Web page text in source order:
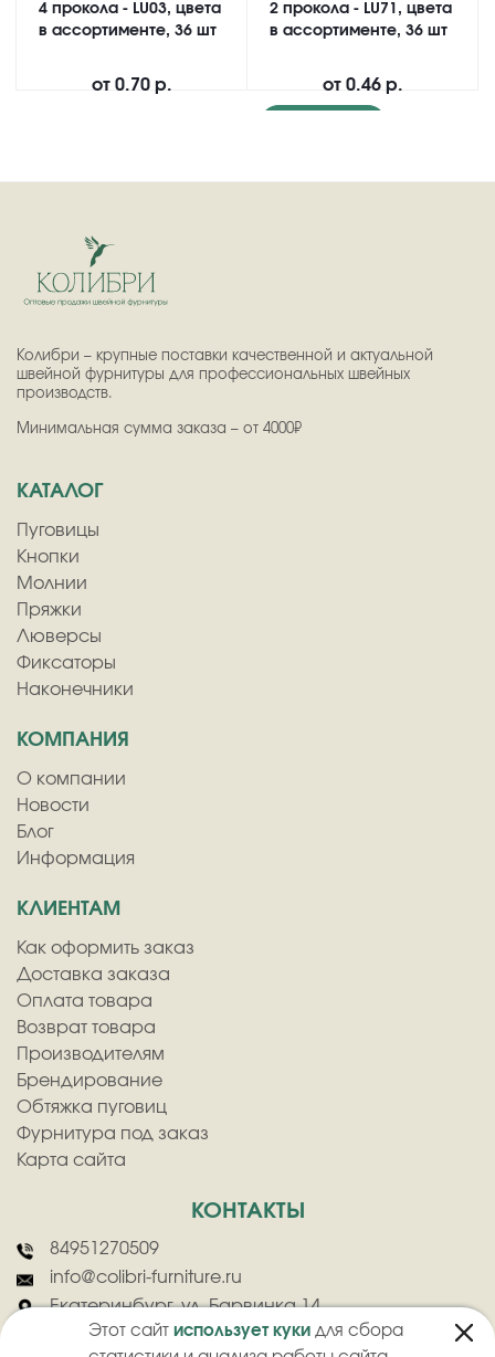
Этот сайт использует куки для сбора
4 прокола - LU03, цвета
в ассортименте, 36 шт
от 0.70 р.
2 прокола - LU71, цвета
в ассортименте, 36 шт
от 0.46 р.
Колибри – крупные поставки качественной и актуальной
швейной фурнитуры для профессиональных швейных
производств.
Минимальная сумма заказа – от 4000₽
КАТАЛОГ
Пуговицы
Кнопки
Молнии
Пряжки
Люверсы
Фиксаторы
Наконечники
КОМПАНИЯ
О компании
Новости
Блог
Информация
КЛИЕНТАМ
Как оформить заказ
Доставка заказа
Оплата товара
Возврат товара
Производителям
Брендирование
Обтяжка пуговиц
Фурнитура под заказ
Карта сайта
КОНТАКТЫ
84951270509
info@colibri-furniture.ru
Екатеринбург, ул. Барвинка 14